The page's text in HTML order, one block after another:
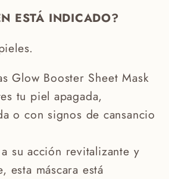
ESTÁ INDICADO?
Glow Booster Sheet Mask
tu piel apagada,
o con signos de cansancio
su acción revitalizante y
esta máscara está